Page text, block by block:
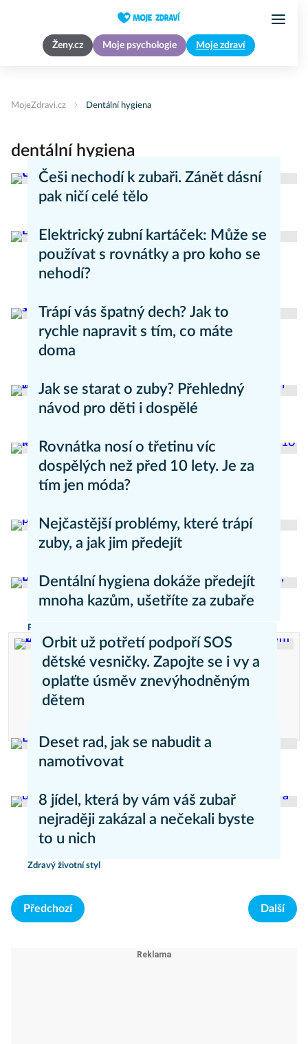
Ženy.cz Moje psychologie Moje zdraví
MojeZdravi.cz Dentální hygiena
dentální hygiena
Češi nechodí k zubaři. Zánět dásní
pak ničí celé tělo
Elektrický zubní kartáček: Může se
používat s rovnátky a pro koho se
nehodí?
Trápí vás špatný dech? Jak to
rychle napravit s tím, co máte
doma
Jak se starat o zuby? Přehledný
návod pro děti i dospělé
Rovnátka nosí o třetinu víc
dospělých než před 10 lety. Je za
tím jen móda?
Nejčastější problémy, které trápí
zuby, a jak jim předejít
Dentální hygiena dokáže předejít
mnoha kazům, ušetříte za zubaře
Péče o zuby
Orbit už potřetí podpoří SOS
dětské vesničky. Zapojte se i vy a
oplaťte úsměv znevýhodněným
dětem
Deset rad, jak se nabudit a
namotivovat
8 jídel, která by vám váš zubař
nejraději zakázal a nečekali byste
to u nich
Zdravý životní styl
Předchozí Další